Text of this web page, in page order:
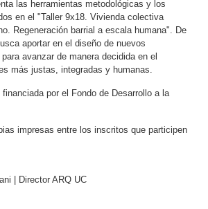
las herramientas metodológicas y los
en el "Taller 9x18. Vivienda colectiva
Regeneración barrial a escala humana". De
aportar en el diseño de nuevos
avanzar de manera decidida en el
más justas, integradas y humanas.
por el Fondo de Desarrollo a la
impresas entre los inscritos que participen
| Director ARQ UC